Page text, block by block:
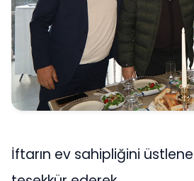
İftarın ev sahipliğini